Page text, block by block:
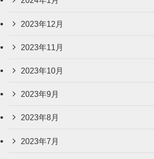
2023年12月
2023年11月
2023年10月
2023年9月
2023年8月
2023年7月